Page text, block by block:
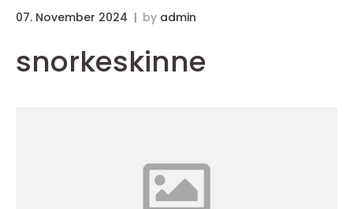
07. November 2024 by admin
snorkeskinne